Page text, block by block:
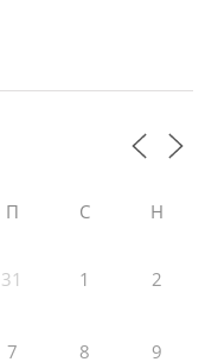
П С Н
31 1 2
7 8 9